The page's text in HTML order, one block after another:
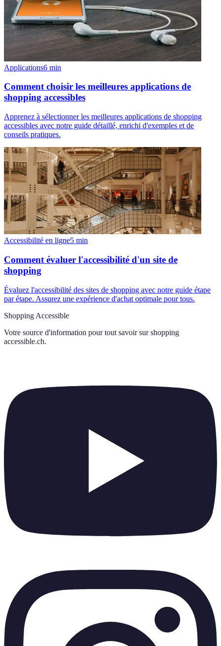
Applications6 min
Comment choisir les meilleures applications de
shopping accessibles
Apprenez à sélectionner les meilleures applications de shopping
accessibles avec notre guide détaillé, enrichi d'exemples et de
conseils pratiques.
Accessibilité en ligne5 min
Comment évaluer l'accessibilité d'un site de
shopping
Évaluez l'accessibilité des sites de shopping avec notre guide étape
par étape. Assurez une expérience d'achat optimale pour tous.
Shopping Accessible
Votre source d'information pour tout savoir sur shopping
accessible.ch.